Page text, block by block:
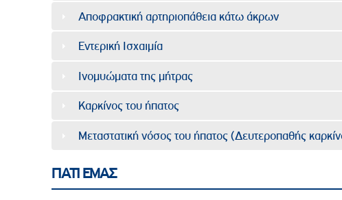
Αποφρακτική αρτηριοπάθεια κάτω άκρων
Εντερική Ισχαιμία
Ινομυώματα της μήτρας
Καρκίνος του ήπατος
Μεταστατική νόσος του ήπατος (Δευτεροπαθής
ΓΙΑΤΙ ΕΜΑΣ